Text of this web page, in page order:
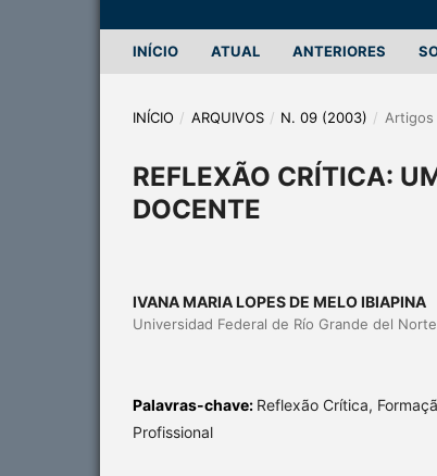
INÍCIO ATUAL ANTERIORES
INÍCIO / ARQUIVOS / N. 09 (2003) / Artigos
REFLEXÃO CRÍTICA:
DOCENTE
IVANA MARIA LOPES DE MELO IBIAPINA
Universidad Federal de Río Grande del Norte
Palavras-chave: Reflexão Crítica,
Profissional